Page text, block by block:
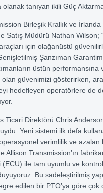
olanak tanıyan ikili Güç
Birleşik Krallık ve
Satış Müdürü Nathan Wilson;
için olağanüstü
Şanzıman
üstün performansına
güvenimizi gösterirken,
hedefleyen operatörlere de
Ticari Direktörü Chris
Yeni sistemi ilk defa
verimlilik ve azalan
Allison Transmission’ın
(ECU) ile tam uyumlu ve
Bu sadeleştirilmiş
edilen bir PTO’ya göre